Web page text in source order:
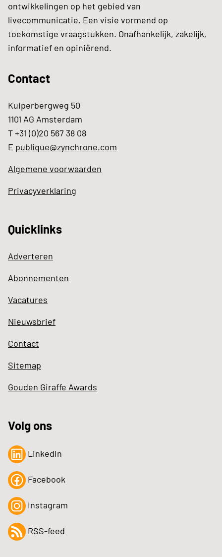
ontwikkelingen op het gebied van
livecommunicatie. Een visie vormend op
toekomstige vraagstukken. Onafhankelijk, zakelijk,
informatief en opiniërend.
Contact
Kuiperbergweg 50
1101 AG Amsterdam
T +31 (0)20 567 38 08
E publique@zynchrone.com
Algemene voorwaarden
Privacyverklaring
Quicklinks
Adverteren
Abonnementen
Vacatures
Nieuwsbrief
Contact
Sitemap
Gouden Giraffe Awards
Volg ons
LinkedIn
Facebook
Instagram
RSS-feed